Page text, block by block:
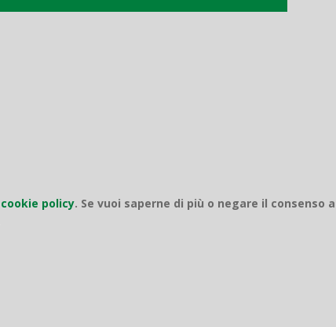
cookie policy. Se vuoi saperne di più o negare il consenso a